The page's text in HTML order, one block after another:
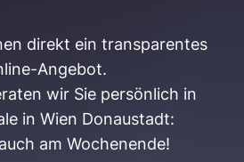
direkt ein transparentes
Angebot.
wir Sie persönlich in
in Wien Donaustadt:
am Wochenende!